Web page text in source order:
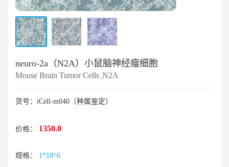
neuro-2a（N2A）小鼠脑神经瘤细胞
Mouse Brain Tumor Cells ,N2A
货号：iCell-m040（种属鉴定）
价格： 1350.0
规格： 1*10^6